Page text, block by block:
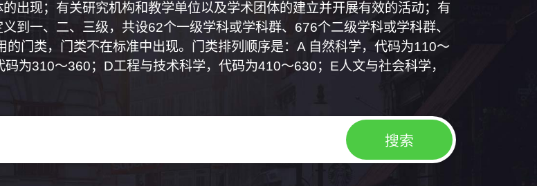
出现；有关研究机构和教学单位以及学术团体的建立并开展有效的活动；有
到一、二、三级，共设62个一级学科或学科群、676个二级学科或学科群、
门类，门类不在标准中出现。门类排列顺序是：A 自然科学，代码为110～
为310～360；D工程与技术科学，代码为410～630；E人文与社会科学，